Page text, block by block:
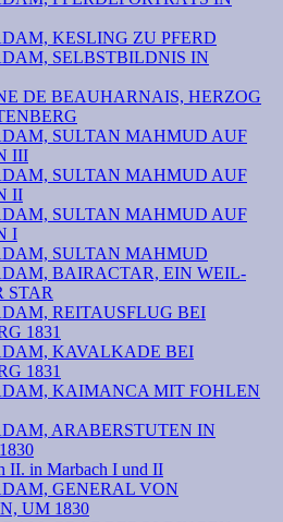
KESLING ZU PFERD
SELBSTBILDNIS IN
DE BEAUHARNAIS, HERZOG
SULTAN MAHMUD AUF
III
SULTAN MAHMUD AUF
II
SULTAN MAHMUD AUF
I
SULTAN MAHMUD
BAIRACTAR, EIN WEIL-
STAR
REITAUSFLUG BEI
1831
KAVALKADE BEI
1831
KAIMANCA MIT FOHLEN
ARABERSTUTEN IN
II. in Marbach I und II
GENERAL VON
UM 1830